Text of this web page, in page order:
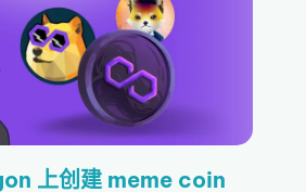
上创建 meme coin